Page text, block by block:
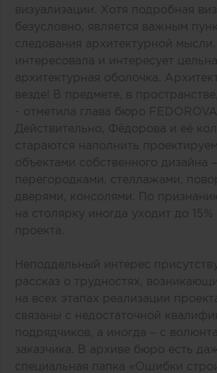
визуализации. Хотя подробная
безусловно, является важным
следования архитектурной мысли.
интересовала и интересует
архитектурная оболочка.
везде! В предмете, в
- отметила глава бюро FEDOROVA
Действительно, Фёдорова и её
стараются наполнить
объектами собственного дизайна –
перегородками, стеллажами,
дверями, консолями. По
на столярку иногда уходит до
проекта.
Неподдельный интерес
рассказ о трудностях,
на всех этапах реализации
связаны с недостаточной
подрядчиков, а иногда – с
заказчика. В архиве бюро есть
специальная папка «Ошибки